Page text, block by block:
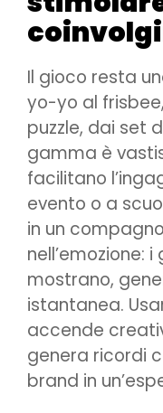
Il gioco resta
yo-yo al
puzzle, dai set
gamma è
facilitano
evento o a
in un
nell’emozione:
mostrano,
istantanea.
accende
genera ricordi
brand in